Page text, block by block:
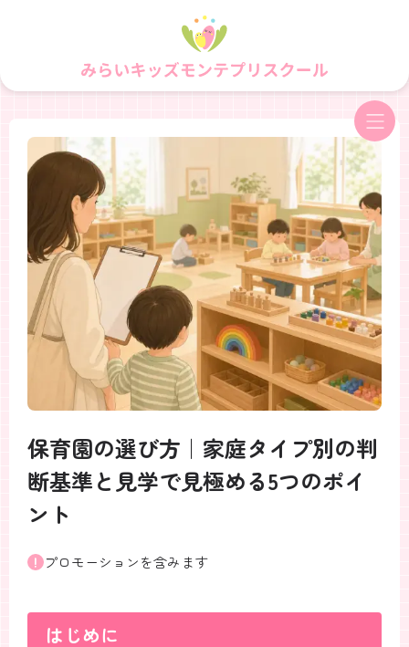
保育園の選び方｜家庭タイプ別の判
断基準と見学で見極める5つのポイ
ント
プロモーションを含みます
はじめに